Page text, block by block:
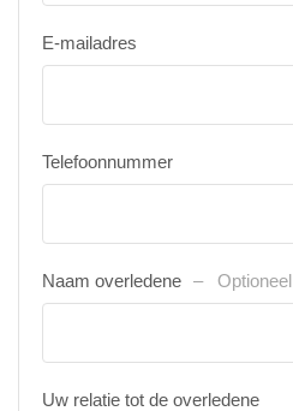
E-mailadres
Telefoonnummer
Naam overledene Optioneel
Uw relatie tot de overledene